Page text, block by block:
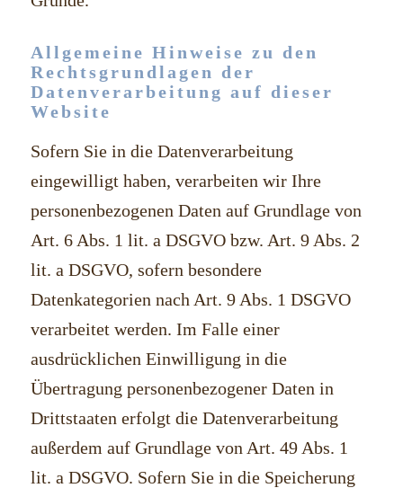
Allgemeine Hinweise zu den
Rechtsgrundlagen der
Datenverarbeitung auf dieser
Website
Sofern Sie in die Datenverarbeitung
eingewilligt haben, verarbeiten wir Ihre
personenbezogenen Daten auf Grundlage von
Art. 6 Abs. 1 lit. a DSGVO bzw. Art. 9 Abs. 2
lit. a DSGVO, sofern besondere
Datenkategorien nach Art. 9 Abs. 1 DSGVO
verarbeitet werden. Im Falle einer
ausdrücklichen Einwilligung in die
Übertragung personenbezogener Daten in
Drittstaaten erfolgt die Datenverarbeitung
außerdem auf Grundlage von Art. 49 Abs. 1
lit. a DSGVO. Sofern Sie in die Speicherung